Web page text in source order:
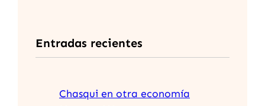
Entradas recientes
Chasqui en otra economía